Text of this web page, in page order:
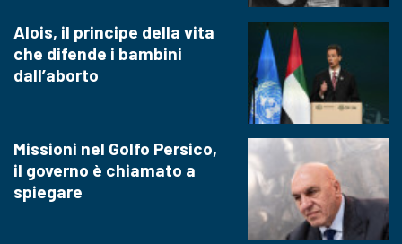
Alois, il principe della vita
che difende i bambini
dall’aborto
Missioni nel Golfo Persico,
il governo è chiamato a
spiegare